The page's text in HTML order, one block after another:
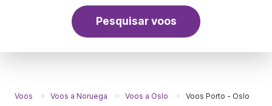
Pesquisar voos
Voos Voos a Noruega Voos a Oslo Voos Porto - Oslo